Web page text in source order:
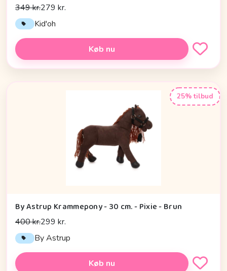
349 kr.279 kr.
Kid'oh
Køb nu
25% tilbud
By Astrup Krammepony - 30 cm. - Pixie - Brun
400 kr.299 kr.
By Astrup
Køb nu